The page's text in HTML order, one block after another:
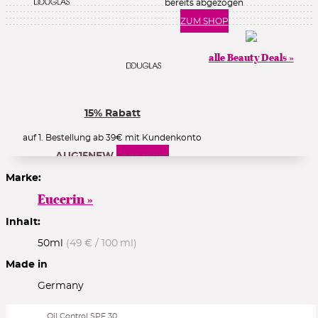
bereits abgezogen
ZUM SHOP
15% Rabatt
auf 1. Bestellung ab 39€ mit Kundenkonto
AUG15NEW Code zeigen
im 1. Newsletter
alle Beauty Deals »
Marke:
Eucerin »
Inhalt:
50ml (49 € / 100 ml)
Made in
Germany